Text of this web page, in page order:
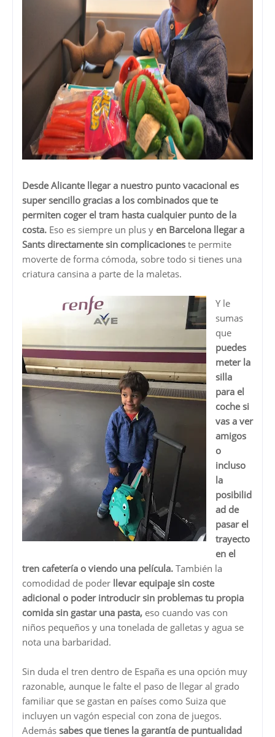
Desde Alicante llegar a nuestro punto vacacional es
super sencillo gracias a los combinados que te
permiten coger el tram hasta cualquier punto de la
costa. Eso es siempre un plus y en Barcelona llegar a
Sants directamente sin complicaciones te permite
moverte de forma cómoda, sobre todo si tienes una
criatura cansina a parte de la maletas.
Y le
sumas
que
puedes
meter la
silla
para el
coche si
vas a ver
amigos
o
incluso
la
posibilid
ad de
pasar el
trayecto
en el
tren cafetería o viendo una película. También la
comodidad de poder llevar equipaje sin coste
adicional o poder introducir sin problemas tu propia
comida sin gastar una pasta, eso cuando vas con
niños pequeños y una tonelada de galletas y agua se
nota una barbaridad.
Sin duda el tren dentro de España es una opción muy
razonable, aunque le falte el paso de llegar al grado
familiar que se gastan en países como Suiza que
incluyen un vagón especial con zona de juegos.
Además sabes que tienes la garantía de puntualidad